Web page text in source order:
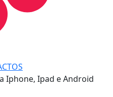
Iphone, Ipad e Android